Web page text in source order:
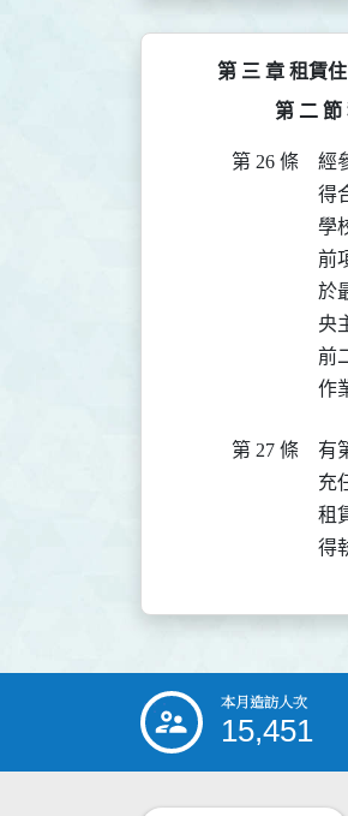
第 三 章 租賃
第 二 節
第 26 條
經
得
學
前
於
央
前
作
第 27 條
有
充
租
得
::: 本月造訪人次
15,451